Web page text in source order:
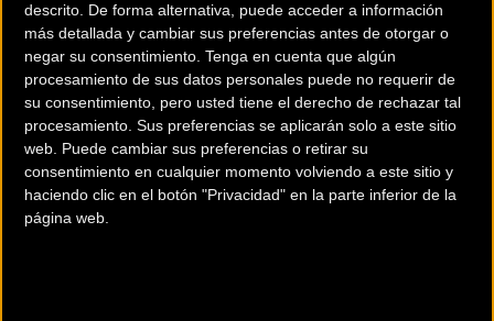
descrito. De forma alternativa, puede acceder a información
más detallada y cambiar sus preferencias antes de otorgar o
negar su consentimiento. Tenga en cuenta que algún
procesamiento de sus datos personales puede no requerir de
su consentimiento, pero usted tiene el derecho de rechazar tal
procesamiento. Sus preferencias se aplicarán solo a este sitio
web. Puede cambiar sus preferencias o retirar su
consentimiento en cualquier momento volviendo a este sitio y
haciendo clic en el botón "Privacidad" en la parte inferior de la
página web.
Terms of use © 1987–2026 HERE
¿Eres el propietario de esta tienda? Descubre cómo hacerte tienda
Premium para llegar a más clientes.
Comercios Bz Premium
MC SKI BIKE